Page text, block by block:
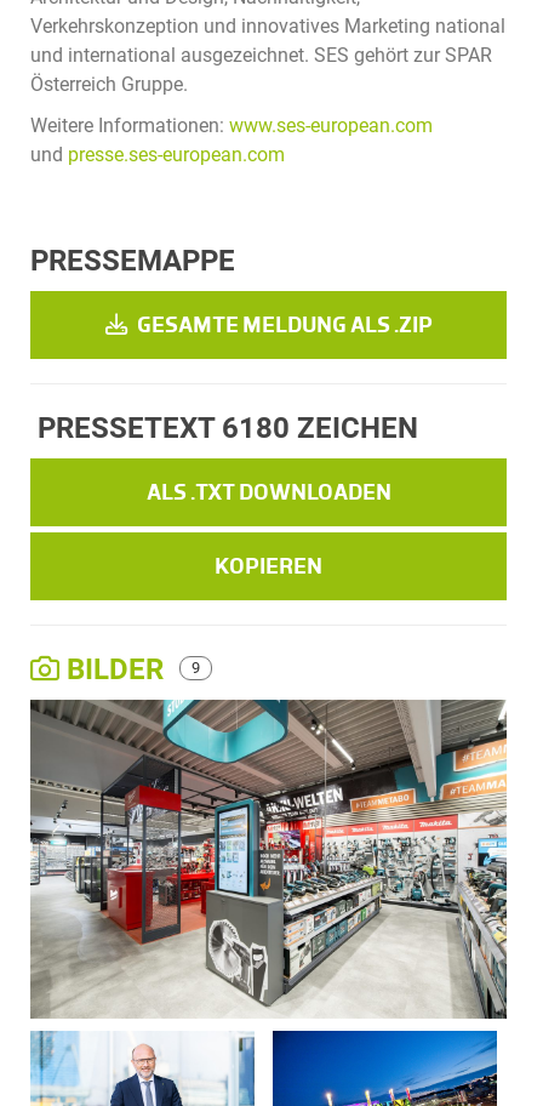
Verkehrskonzeption und innovatives Marketing national
und international ausgezeichnet. SES gehört zur SPAR
Österreich Gruppe.
Weitere Informationen: www.ses-european.com
und presse.ses-european.com
PRESSEMAPPE
GESAMTE MELDUNG ALS .ZIP
PRESSETEXT 6180 ZEICHEN
ALS .TXT DOWNLOADEN
KOPIEREN
BILDER 9